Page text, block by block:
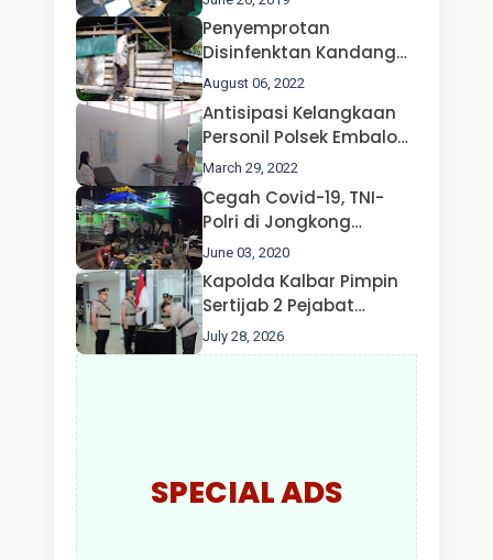
Penyemprotan
Disinfenktan Kandang
Ternak Kambing warga
Oleh Satgas Ops Aman
Nusa II Polda Kalbar*
August 06, 2022
Antisipasi Kelangkaan
Personil Polsek Embaloh
Hulu Gencar Lakukan
Pengecekan Oksigen
March 29, 2022
Cegah Covid-19, TNI-
Polri di Jongkong
Himbau Masyarakat
Jangan Kumpul Hinga
Larut Malam.
June 03, 2020
Kapolda Kalbar Pimpin
Sertijab 2 Pejabat
Utama dan 7 Kapolres,
AKBP Wisnu Perdana
July 28, 2026
SPECIAL ADS